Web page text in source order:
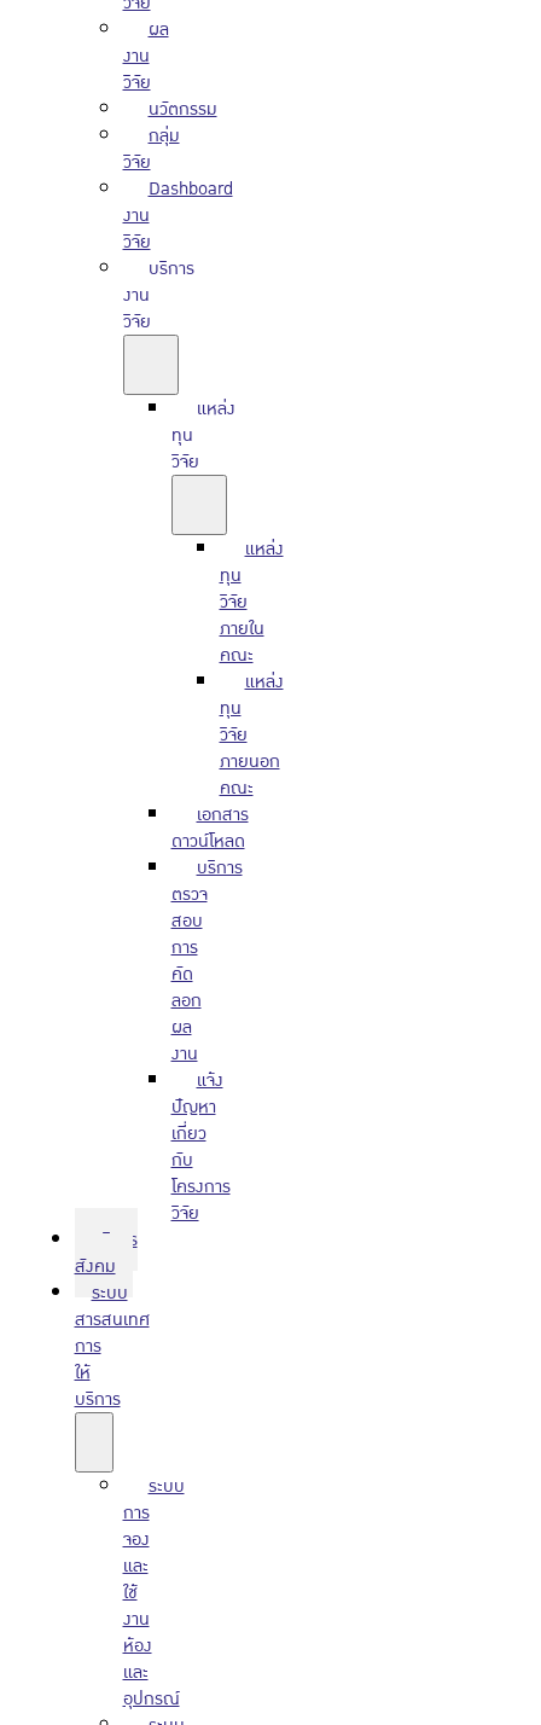
ผล
งาน
วิจัย
นวัตกรรม
กลุ่ม
วิจัย
Dashboard
งาน
วิจัย
บริการ
งาน
วิจัย
แหล่ง
ทุน
วิจัย
แหล่ง
ทุน
วิจัย
ภายใน
คณะ
แหล่ง
ทุน
วิจัย
ภายนอก
คณะ
เอกสาร
ดาวน์โหลด
บริการ
ตรวจ
สอบ
การ
คัด
ลอก
ผล
งาน
แจ้ง
ปัญหา
เกี่ยว
กับ
โครงการ
วิจัย
บริการ
สังคม
ระบบ
สารสนเทศ
การ
ให้
บริการ
ระบบ
การ
จอง
และ
ใช้
งาน
ห้อง
และ
อุปกรณ์